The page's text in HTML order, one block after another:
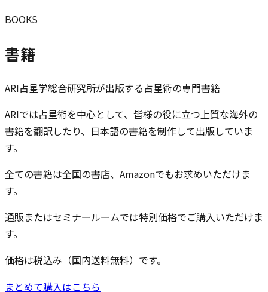
BOOKS
書籍
ARI占星学総合研究所が出版する占星術の専門書籍
ARIでは占星術を中心として、皆様の役に立つ上質な海外の
書籍を翻訳したり、日本語の書籍を制作して出版していま
す。
全ての書籍は全国の書店、Amazonでもお求めいただけま
す。
通販またはセミナールームでは特別価格でご購入いただけま
す。
価格は税込み（国内送料無料）です。
まとめて購入はこちら